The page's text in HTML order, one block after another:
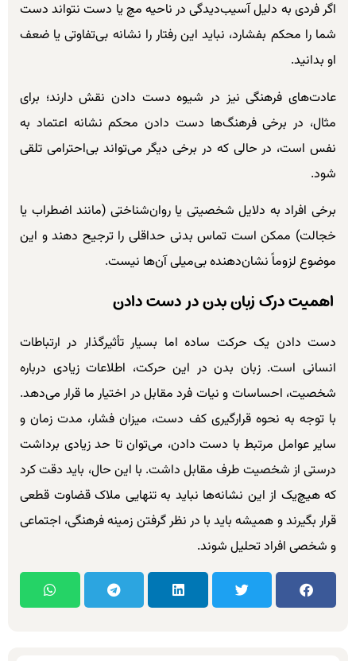
اگر فردی به دلیل آسیب‌دیدگی در ناحیه مچ یا دست نتواند دست
شما را محکم بفشارد، نباید این رفتار را نشانه بی‌تفاوتی یا ضعف
او بدانید.
عادت‌های فرهنگی نیز در شیوه دست دادن نقش دارند؛ برای
مثال، در برخی فرهنگ‌ها دست دادن محکم نشانه اعتماد به
نفس است، در حالی که در برخی دیگر می‌تواند بی‌احترامی تلقی
شود.
برخی افراد به دلایل شخصیتی یا روان‌شناختی (مانند اضطراب یا
خجالت) ممکن است تماس بدنی حداقلی را ترجیح دهند و این
موضوع لزوماً نشان‌دهنده بی‌میلی آن‌ها نیست.
اهمیت درک زبان بدن در دست دادن
دست دادن یک حرکت ساده اما بسیار تأثیرگذار در ارتباطات
انسانی است. زبان بدن در این حرکت، اطلاعات زیادی درباره
شخصیت، احساسات و نیات فرد مقابل در اختیار ما قرار می‌دهد.
با توجه به نحوه قرارگیری کف دست، میزان فشار، مدت زمان و
سایر عوامل مرتبط با دست دادن، می‌توان تا حد زیادی برداشت
درستی از شخصیت طرف مقابل داشت. با این حال، باید دقت کرد
که هیچ‌یک از این نشانه‌ها نباید به تنهایی ملاک قضاوت قطعی
قرار بگیرند و همیشه باید با در نظر گرفتن زمینه فرهنگی، اجتماعی
و شخصی افراد تحلیل شوند.